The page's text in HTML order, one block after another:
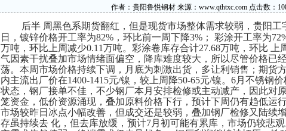
作者： 贵阳鲁悦钢材来源： www.qthtxc.com点击数：
后半 周黑色系期货翻红，但是现货市场整体需求较弱， 贵阳工
日，镀锌价格开工率为82%，环比前一周下降3%； 彩涂开工率为
万吨，环比上周减少0.11万吨。彩涂卷库存合计27.68万吨，环比
气因素干扰叠加市场情绪面偏空，降库难度较大，所以尽管价格已
荡。 本周市场价格持续下调，月底为刺激出货，多让利销售；期货
内主流出厂价在1400-1415元/镍，较上周降50-65元/镍。6月不锈钢
状态，钢厂接单不佳，不少钢厂本月安排检修或主动减产，因此对
笼资金，低价资源涌现，叠加原料价格下行，预计下周仍有趋低运行
市场较昨日冰点小幅改善，但成交还是较弱，叠加钢厂检修又陆续
存虽持续去 化，但去库放缓，预计7月初可能有累库，市场仍较悲